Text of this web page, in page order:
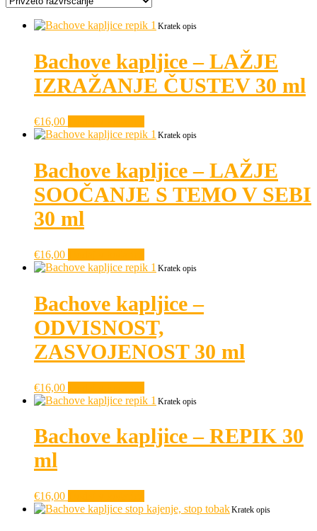
Kratek opis
Bachove kapljice – LAŽJE
IZRAŽANJE ČUSTEV 30 ml
€16,00
Kratek opis
Bachove kapljice – LAŽJE
SOOČANJE S TEMO V SEBI
30 ml
€16,00
Kratek opis
Bachove kapljice –
ODVISNOST,
ZASVOJENOST 30 ml
€16,00
Kratek opis
Bachove kapljice – REPIK 30
ml
€16,00
Kratek opis